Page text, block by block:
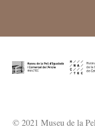
© 2021 Museu de la